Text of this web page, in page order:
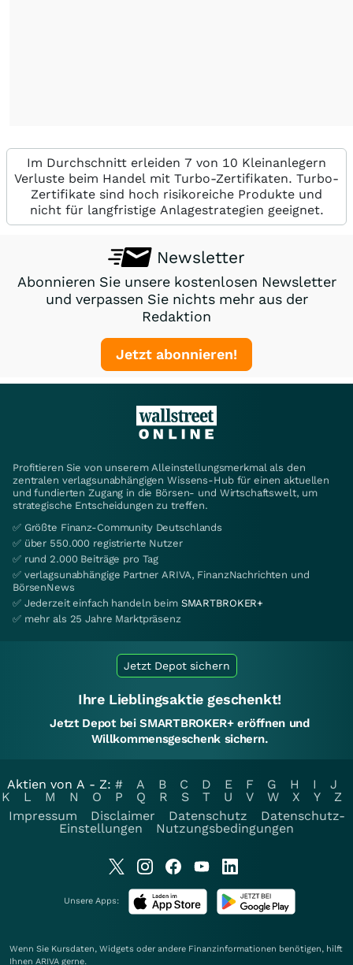
Im Durchschnitt erleiden 7 von 10 Kleinanlegern
Verluste beim Handel mit Turbo-Zertifikaten. Turbo-
Zertifikate sind hoch risikoreiche Produkte und
nicht für langfristige Anlagestrategien geeignet.
Newsletter
Abonnieren Sie unsere kostenlosen Newsletter
und verpassen Sie nichts mehr aus der
Redaktion
Jetzt abonnieren!
Profitieren Sie von unserem Alleinstellungsmerkmal als den
zentralen verlagsunabhängigen Wissens-Hub für einen aktuellen
und fundierten Zugang in die Börsen- und Wirtschaftswelt, um
strategische Entscheidungen zu treffen.
✅ Größte Finanz-Community Deutschlands
✅ über 550.000 registrierte Nutzer
✅ rund 2.000 Beiträge pro Tag
✅ verlagsunabhängige Partner ARIVA, FinanzNachrichten und
BörsenNews
✅ Jederzeit einfach handeln beim SMARTBROKER+
✅ mehr als 25 Jahre Marktpräsenz
Jetzt Depot sichern
Ihre Lieblingsaktie geschenkt!
Jetzt Depot bei SMARTBROKER+ eröffnen und
Willkommensgeschenk sichern.
Aktien von A - Z: # A B C D E F G H I
J
K
L M N O P Q R S T U V W X Y
Z
Impressum
Disclaimer Datenschutz
Datenschutz-
Einstellungen
Nutzungsbedingungen
Unsere Apps:
Wenn Sie Kursdaten, Widgets oder andere Finanzinformationen benötigen, hilft
Ihnen ARIVA gerne.